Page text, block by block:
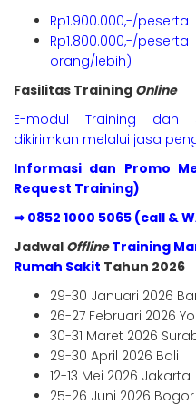
Rp1.900.000,-/peserta
Rp1.800.000,-/
orang/lebih)
Fasilitas Training Online
E-modul Training dan
dikirimkan melalui jasa
Informasi dan Promo
Request Training)
⇒ 0852 1000 5065 (call &
Jadwal Offline Training
Rumah Sakit Tahun 2026
29-30 Januari 2026
26-27 Februari 2026
30-31 Maret 2026
29-30 April 2026 Bali
12-13 Mei 2026 Jakarta
25-26 Juni 2026 Bogor